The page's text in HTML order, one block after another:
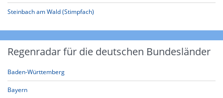
Steinbach am Wald (Stimpfach)
Regenradar für die deutschen Bundesländer
Baden-Württemberg
Bayern